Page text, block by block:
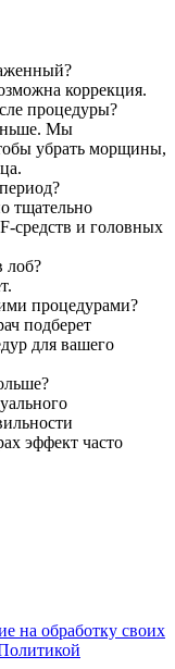
коррекция.
процедуры?
Мы
убрать морщины,
тщательно
средств и головных
лоб?
процедурами?
подберет
для вашего
эффект часто
на обработку своих